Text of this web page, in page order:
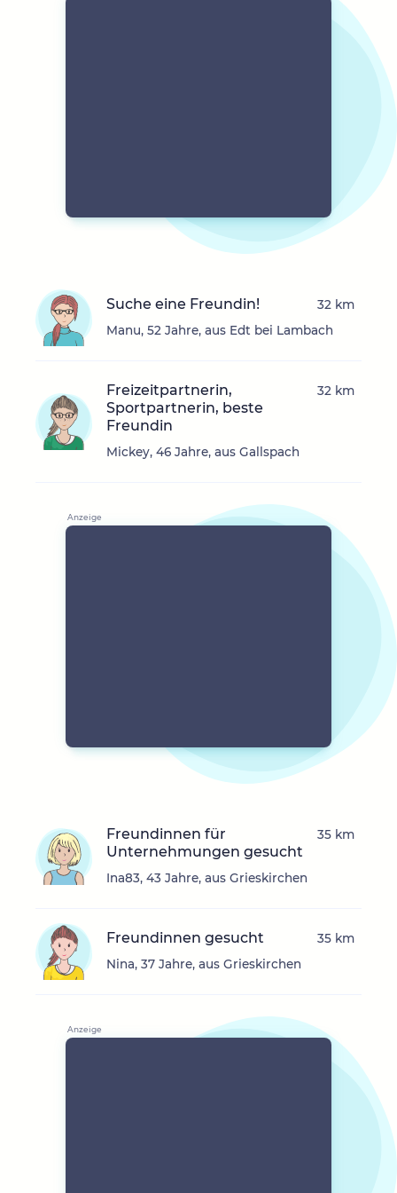
Suche eine Freundin!
Manu, 52 Jahre, aus Edt bei Lambach
32 km
Freizeitpartnerin,
Sportpartnerin, beste
Freundin
Mickey, 46 Jahre, aus Gallspach
32 km
Freundinnen für
Unternehmungen gesucht
Ina83, 43 Jahre, aus Grieskirchen
35 km
Freundinnen gesucht
Nina, 37 Jahre, aus Grieskirchen
35 km